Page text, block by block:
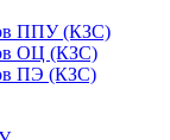
ППУ (КЗС)
ОЦ (КЗС)
ПЭ (КЗС)